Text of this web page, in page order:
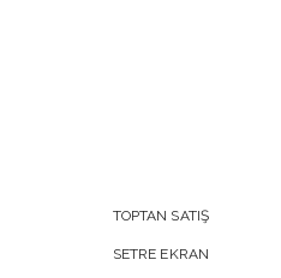
TOPTAN SATIŞ
SETRE EKRAN